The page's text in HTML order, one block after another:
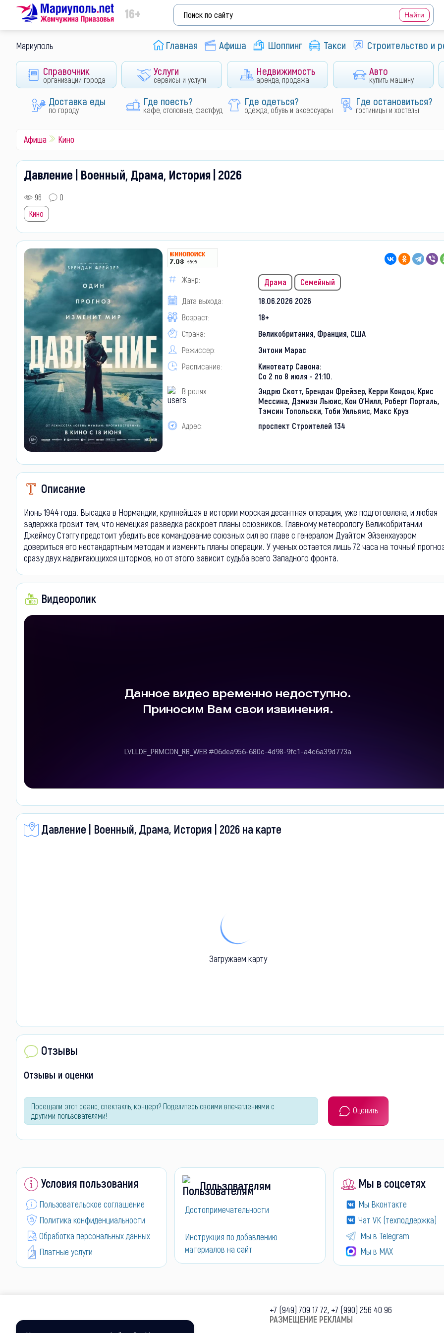
16+
Мариуполь Главная Афиша Шоппинг Такси Строительство и
Справочник
организации города
Услуги
сервисы и услуги
Недвижимость
аренда, продажа
Авто
купить машину
Доставка еды
по городу
Где поесть?
кафе, столовые, фастфуд
Где одеться?
одежда, обувь и аксессуары
Где остановиться?
гостиницы и хостелы
Афиша Кино
Давление | Военный, Драма, История | 2026
96
0
Кино
Жанр: Драма
Семейный
Дата выхода:
18.06.2026 2026
Возраст:
18+
Страна:
Великобритания, Франция, США
Режиссер:
Энтони Марас
Расписание:
Кинотеатр Савона:
Со 2 по 8 июля - 21:10.
В ролях:
Эндрю Скотт, Брендан Фрейзер, Керри Кондон, Крис
Мессина, Дэмиэн Льюис, Кон О’Нилл, Роберт Порталь,
Тэмсин Топольски, Тоби Уильямс, Макс Круз
Адрес:
проспект Строителей 134
Описание
Июнь 1944 года. Высадка в Нормандии, крупнейшая в истории морская десантная операция, уже подготовлена, и любая
задержка грозит тем, что немецкая разведка раскроет планы союзников. Главному метеорологу Великобритании
Джеймсу Стэггу предстоит убедить все командование союзных сил во главе с генералом Дуайтом Эйзенхауэром
довериться его нестандартным методам и изменить планы операции. У ученых остается лишь 72 часа на точный
сразу двух надвигающихся штормов, но от этого зависит судьба всего Западного фронта.
Видеоролик
Давление | Военный, Драма, История | 2026 на карте
Загружаем карту
Отзывы
Отзывы и оценки
Посещали этот сеанс, спектакль, концерт? Поделитесь своими впечатлениями с
другими пользователями!
Оценить
Условия пользования
Пользовательское соглашение
Политика конфиденциальности
Обработка персональных данных
Платные услуги
Пользователям
Достопримечательности
Инструкция по добавлению
материалов на сайт
Мы в соцсетях
Мы Вконтакте
Чат VK (техподдержка)
Мы в Telegram
Мы в МАХ
+7 (949) 709 17 72, +7 (990) 256 40 96
РАЗМЕЩЕНИЕ РЕКЛАМЫ